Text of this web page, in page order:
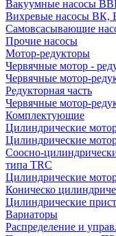
Вакуумные насосы
Вихревые насосы ВК,
Самовсасывающие
Прочие насосы
Мотор-редукторы
Червячные мотор -
Червячные мотор-
Редукторная часть
Червячные мотор-
Комплектующие
Цилиндрические
Цилиндрические
Соосно-
типа TRC
Цилиндрические
Коническо
Цилиндрические
Вариаторы
Распределение и